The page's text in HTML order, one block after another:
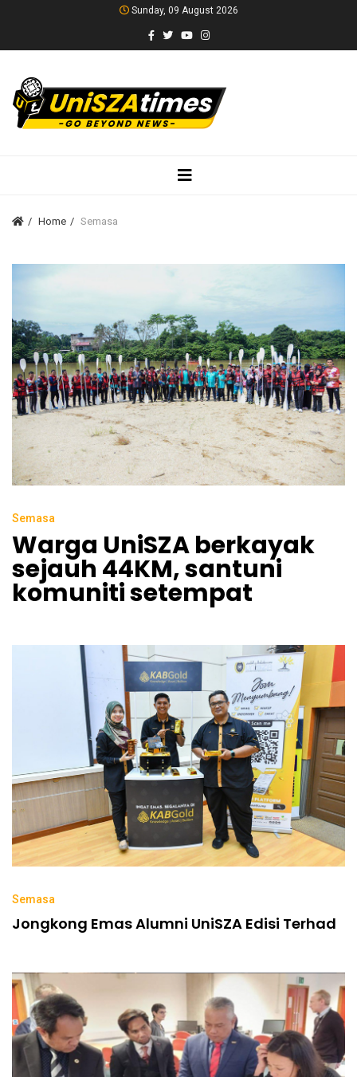
Sunday, 09 August 2026
Home Semasa
Semasa
Warga UniSZA berkayak
sejauh 44KM, santuni
komuniti setempat
Semasa
Jongkong Emas Alumni UniSZA Edisi Terhad